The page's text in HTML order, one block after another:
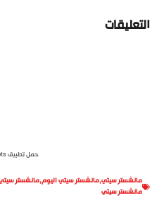
التعليقات
حمل تطبيق newspoots
مانشستر سيتي,مانشستر سيتي اليوم,مانشستر
مانشستر سيتي